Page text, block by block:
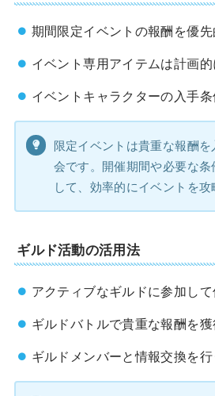
期間限定イベントの報酬を優先
イベント専用アイテムは計画
イベントキャラクターの入手
限定イベントは貴重な報酬
会です。開催期間や必要な
して、効率的にイベントを攻
ギルド活動の活用法
アクティブなギルドに参加し
ギルドバトルで貴重な報酬を
ギルドメンバーと情報交換を行